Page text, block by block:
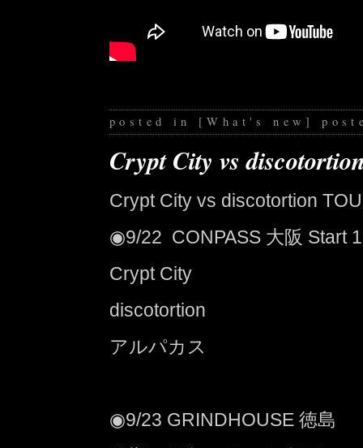
posted in [What's new]
Crypt City vs
Crypt City vs discotortion
◉9/22 CONPASS 大阪 Start
Crypt City
discotortion
アルパカス
◉9/23 GRINDHOUSE 徳島